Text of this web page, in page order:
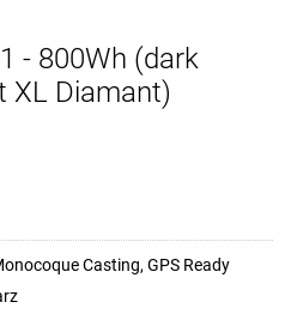
- 800Wh (dark
XL Diamant)
Casting, GPS Ready